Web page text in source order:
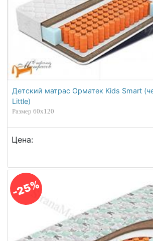
Детский матрас Орматек Kids Smart
Little)
Размер 60х120
Цена:
-25%